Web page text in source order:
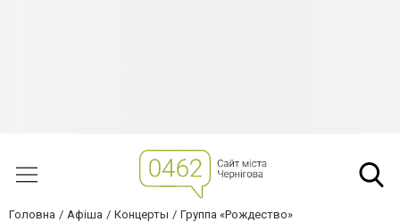
Головна Афіша Концерты Группа «Рождество»